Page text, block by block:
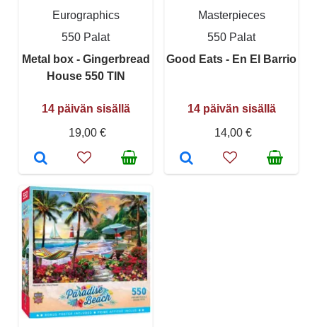
Eurographics
550 Palat
Metal box - Gingerbread
House 550 TIN
14 päivän sisällä
19,00 €
Masterpieces
550 Palat
Good Eats - En El Barrio
14 päivän sisällä
14,00 €